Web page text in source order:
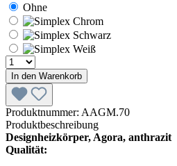
Ohne
In den Warenkorb
Produktnummer: AAGM.70
Produktbeschreibung
Designheizkörper, Agora, anthrazit
Qualität: